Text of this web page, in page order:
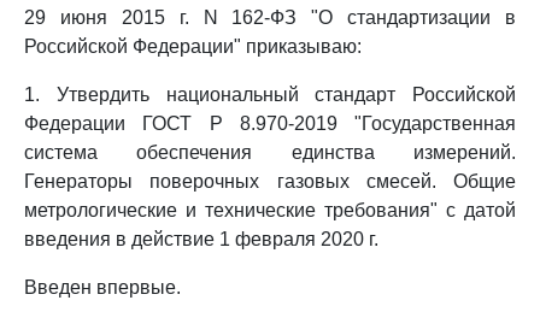
29 июня 2015 г. N 162-ФЗ "О стандартизации в
Российской Федерации" приказываю:
1. Утвердить национальный стандарт Российской
Федерации ГОСТ Р 8.970-2019 "Государственная
система обеспечения единства измерений.
Генераторы поверочных газовых смесей. Общие
метрологические и технические требования" с датой
введения в действие 1 февраля 2020 г.
Введен впервые.